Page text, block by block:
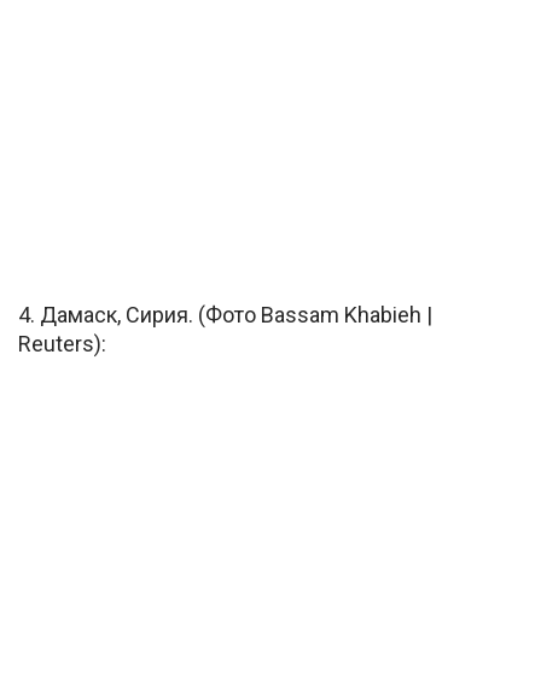
4. Дамаск, Сирия. (Фото Bassam Khabieh |
Reuters):